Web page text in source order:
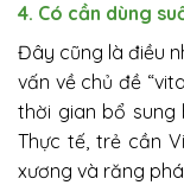
4. Có cần dùng
Đây cũng là điều
vấn về chủ đề
thời gian bổ sung
Thực tế, trẻ cần
xương và răng